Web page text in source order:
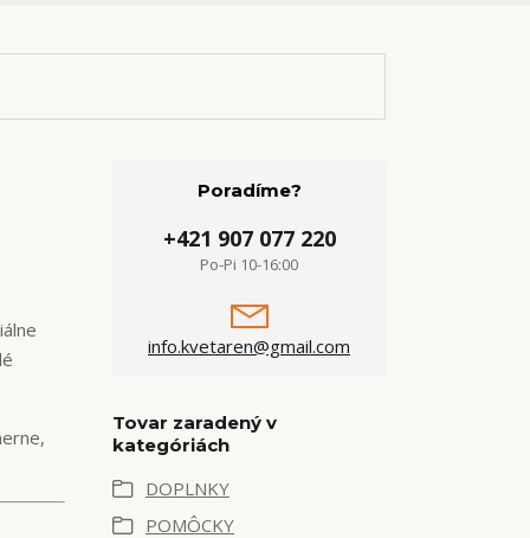
Poradíme?
+421 907 077 220
Po-Pi 10-16:00
info.kvetaren@gmail.com
Tovar zaradený v
kategóriách
DOPLNKY
POMÔCKY